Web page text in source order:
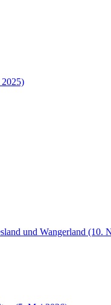
2025)
und Wangerland (10.